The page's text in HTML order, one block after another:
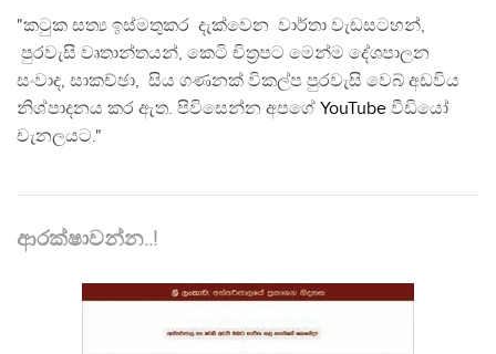
"කටුක සත්‍ය ඉස්මතුකර දැක්වෙන වාර්තා වැඩසටහන්,
පුරවැසි වෘතාන්තයන්, කෙටි චිත්‍රපට මෙන්ම දේශපාලන
සංවාද, සාකච්ඡා, සිය ගණනක් විකල්ප පුරවැසි වෙබ් අඩවිය
නිශ්පාදනය කර ඇත. පිවිසෙන්න අපගේ YouTube වීඩියෝ
චැනලයට."
ආරක්ෂාවන්න..!